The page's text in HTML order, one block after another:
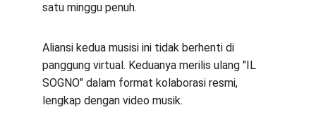
satu minggu penuh.
Aliansi kedua musisi ini tidak berhenti di
panggung virtual. Keduanya merilis ulang "IL
SOGNO" dalam format kolaborasi resmi,
lengkap dengan video musik.